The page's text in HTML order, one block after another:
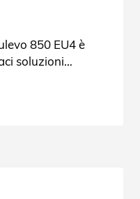
850 EU4 è
soluzioni
stagione.